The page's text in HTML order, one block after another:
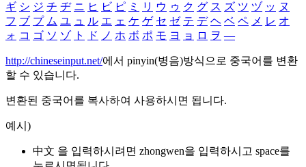
ギ シ ジ チ ヂ ニ ヒ ビ ピ ミ リ ウ ゥ ク グ ス ズ ツ ヅ ッ ヌ
フ ブ プ ム ユ ュ ル エ ェ ケ ゲ セ ゼ テ デ ヘ ベ ペ メ レ オ
ォ コ ゴ ソ ゾ ト ド ノ ホ ボ ポ モ ヨ ョ ロ ヲ ―
http://chineseinput.net/에서 pinyin(병음)방식으로 중국어를 변환
할 수 있습니다.
변환된 중국어를 복사하여 사용하시면 됩니다.
예시)
中文 을 입력하시려면 zhongwen을 입력하시고 space를